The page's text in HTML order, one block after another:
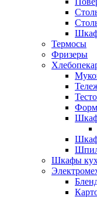
Термосы
Фризеры
Шкафы